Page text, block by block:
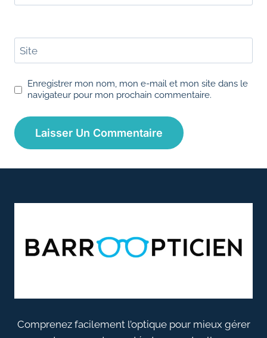
Site
Enregistrer mon nom, mon e-mail et mon site dans le
navigateur pour mon prochain commentaire.
Comprenez facilement l’optique pour mieux gérer